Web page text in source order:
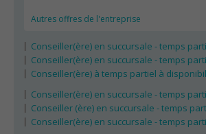
Autres offres de l'entreprise
Conseiller(ère) en succursale - temps
Conseiller(ère) en succursale - temps
Conseiller(ère) à temps partiel à
Conseiller(ère) en succursale - temps
Conseiller (ère) en succursale - temps
Conseiller(ère) en succursale - temps